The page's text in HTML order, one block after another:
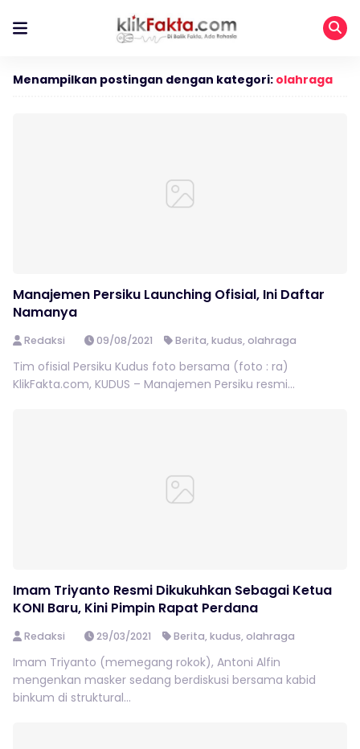
Menampilkan postingan dengan kategori: olahraga
Manajemen Persiku Launching Ofisial, Ini Daftar
Namanya
Redaksi 09/08/2021 Berita,kudus,olahraga
Tim ofisial Persiku Kudus foto bersama (foto : ra)
KlikFakta.com, KUDUS – Manajemen Persiku resmi...
Imam Triyanto Resmi Dikukuhkan Sebagai Ketua
KONI Baru, Kini Pimpin Rapat Perdana
Redaksi 29/03/2021 Berita,kudus,olahraga
Imam Triyanto (memegang rokok), Antoni Alfin
mengenkan masker sedang berdiskusi bersama kabid
binkum di struktural...